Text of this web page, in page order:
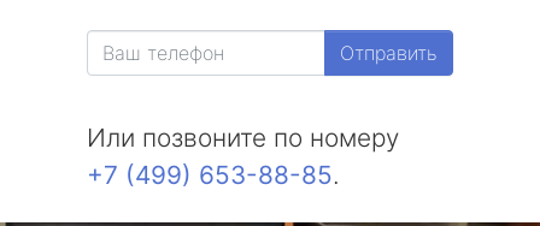
Отправить
Или позвоните по номеру
+7 (499) 653-88-85.